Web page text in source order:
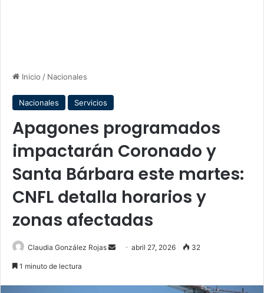
Inicio / Nacionales
Nacionales Servicios
Apagones programados
impactarán Coronado y
Santa Bárbara este martes:
CNFL detalla horarios y
zonas afectadas
Claudia González Rojas
Sendabril 27, 2026 32
1 minuto de lectura